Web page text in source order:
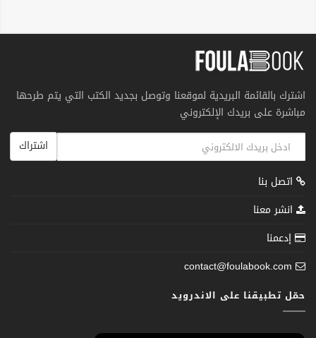
اشترك بالقائمة البريدية لموقعنا وتوصل بجديد الكتب التي يتم طرحها
مباشرة على بريدك الإلكتروني
اشتراك
اتصل بنا
انشر معنا
إدعمنا
contact@foulabook.com
حمّل تطبيقنا على الاندرويد